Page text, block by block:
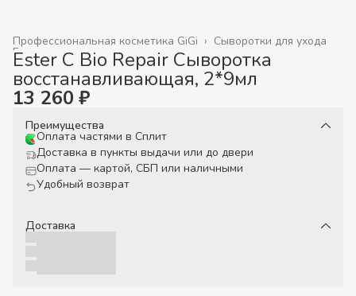
Сыворотки для ухода
Профессиональная косметика GiGi ›
Главная ›
Ester C Bio Repair Сыворотка
восстанавливающая, 2*9мл
13 260 ₽
Преимущества
Оплата частями в Сплит
Доставка в пункты выдачи или до двери
Оплата — картой, СБП или наличными
Удобный возврат
Доставка